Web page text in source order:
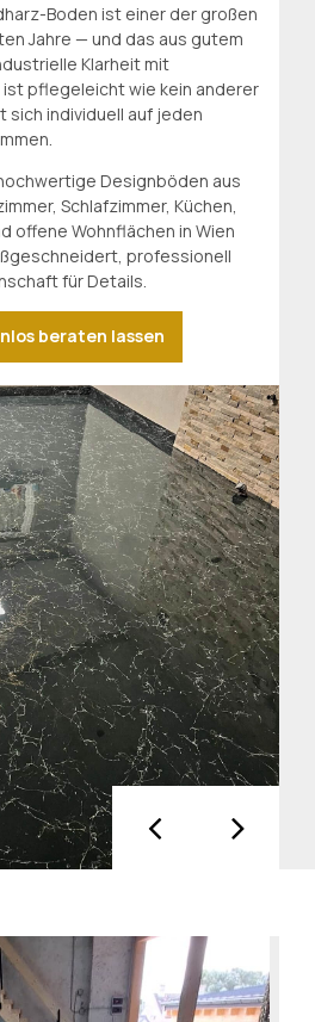
Boden ist einer der großen
Jahre — und das aus gutem
Klarheit mit
pflegeleicht wie kein anderer
sich individuell auf jeden
Designböden aus
Schlafzimmer, Küchen,
offene Wohnflächen in Wien
professionell
für Details.
beraten lassen